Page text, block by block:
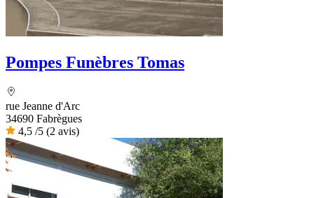
Pompes Funèbres Tomas
rue Jeanne d'Arc
34690 Fabrègues
4,5 /5 (2 avis)